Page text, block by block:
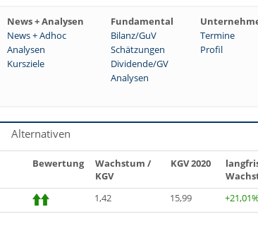
News + Analysen Fundamental
News + Adhoc Bilanz/GuV Termine
Analysen Schätzungen Profil
Kursziele Dividende/GV
Analysen
Alternativen
Bewertung
Wachstum /
KGV
KGV 2020
1,42 15,99 +21,01%